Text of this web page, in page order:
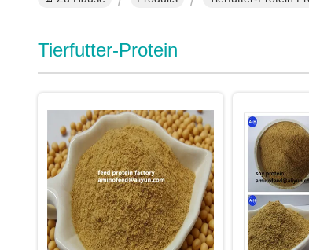
Tierfutter-Protein